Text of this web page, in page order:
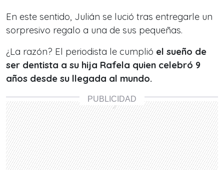
En este sentido, Julián se lució tras entregarle un
sorpresivo regalo a una de sus pequeñas.
¿La razón? El periodista le cumplió el sueño de
ser dentista a su hija Rafela quien celebró 9
años desde su llegada al mundo.